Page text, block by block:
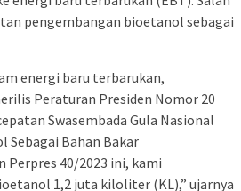
pengembangan bioetanol sebagai
energi baru terbarukan,
Peraturan Presiden Nomor 20
Swasembada Gula Nasional
Sebagai Bahan Bakar
Perpres 40/2023 ini, kami
1,2 juta kiloliter (KL),” ujarnya